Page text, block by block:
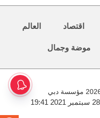
اقتصاد العالم
موضة وجمال